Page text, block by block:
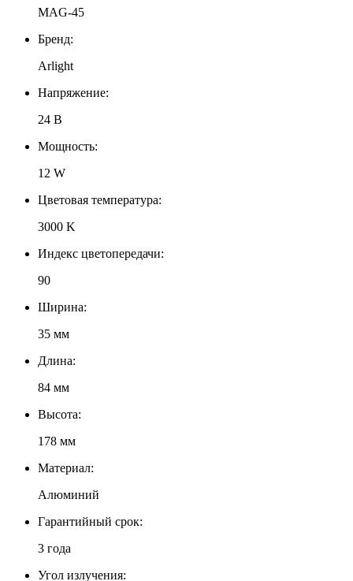
MAG-45
Бренд:
Arlight
Напряжение:
24 В
Мощность:
12 W
Цветовая температура:
3000 K
Индекс цветопередачи:
90
Ширина:
35 мм
Длина:
84 мм
Высота:
178 мм
Материал:
Алюминий
Гарантийный срок:
3 года
Угол излучения: